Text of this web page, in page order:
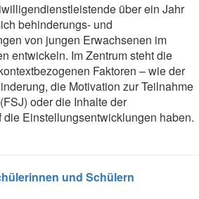
über ein Jahr
behinderungs- und
von jungen Erwachsenen im
entwickeln. Im Zentrum steht die
Faktoren – wie der
die Motivation zur Teilnahme
oder die Inhalte der
Einstellungsentwicklungen haben.
und Schülern